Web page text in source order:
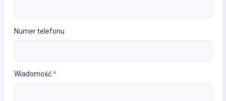
Numer telefonu
Wiadomość*